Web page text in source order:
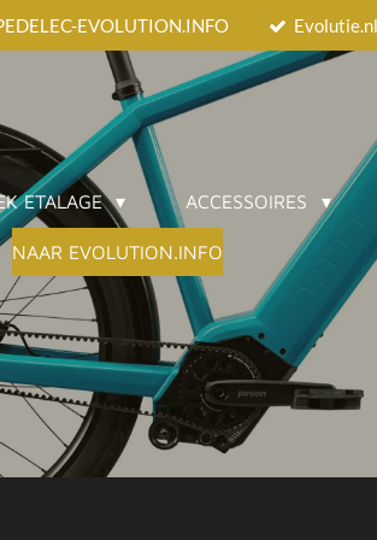
EVOLUTION.INFO
ETALAGE ACCESSOIRES
NAAR EVOLUTION.INFO